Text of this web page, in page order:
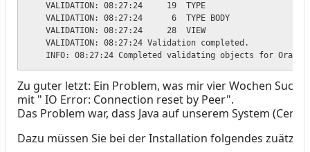
    VALIDATION: 08:27:24     19  TYPE
    VALIDATION: 08:27:24      6  TYPE BODY
    VALIDATION: 08:27:24     28  VIEW
    VALIDATION: 08:27:24 Validation completed.
INFO: 08:27:24 Completed validating objects for
Zu guter letzt: Ein Problem, was mir vier Wochen
mit " IO Error: Connection reset by Peer".
Das Problem war, dass Java auf unserem System
Dazu müssen Sie bei der Installation folgendes